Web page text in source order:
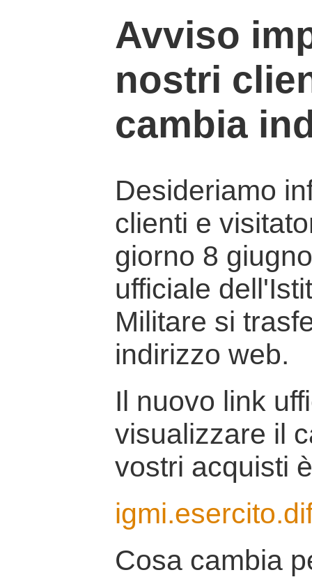
Avviso
nostri
cambia
Desideriamo
clienti e
giorno 8
ufficiale
Militare si
indirizzo web.
Il nuovo link
visualizzare il
vostri acquisti
Cosa cambia